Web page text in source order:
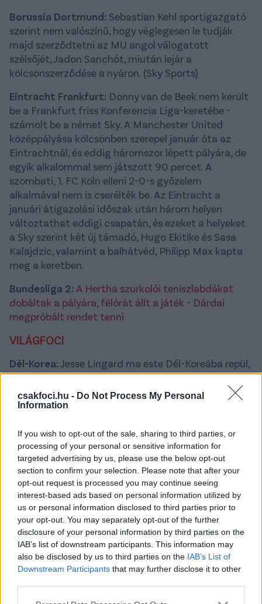
csakfoci.hu - Do Not Process My Personal
Information
If you wish to opt-out of the sale, sharing to third parties, or
processing of your personal or sensitive information for
targeted advertising by us, please use the below opt-out
section to confirm your selection. Please note that after your
opt-out request is processed you may continue seeing
interest-based ads based on personal information utilized by
us or personal information disclosed to third parties prior to
your opt-out. You may separately opt-out of the further
disclosure of your personal information by third parties on the
IAB’s list of downstream participants. This information may
also be disclosed by us to third parties on the IAB’s List of
Downstream Participants that may further disclose it to other
Please note that this website/app uses one or more Google
Borussia Dortmund: Sebastian Kehl sportigazgató
szerint nem valószínű, hogy véglegesen le tudják
majd szerződtetni az MU angol válogatott
szélsőjét, Jadon Sanchót, miután lejár a
kölcsönszerződése a nyáron. (Sky Sports)
Eintracht Frankfurt: Donny van de Beek nem került
be a Frankfurt friss Konferencia Liga-keretébe -
számolt be a német Sky. A Manchester United
középpályása kölcsönben szerepel január óta az
Eintrachtnál, és eddig háromszor lépett pályára, de
egyik alkalommal sem játszott 90 percet. A
szombati, 1. FC Köln elleni 2-0-s győzelem
alkalmával nem is cserélték be. Az Eintracht a
januári átigazolási időszak után három helyen
változtathat eddigi csapatán, és ezeket a helyeket
a Sky szerint két új támadó, Hugo Ekitike és Sasa
Kalajdzic, valamint a balhátvéd, Philipp Max kapta
meg a keretben.
Bundesliga 2: A Hertha szurkolói teniszlabdákat
dobáltak a pályára, félórát állt a játék - Dárdai
megpróbált rendet tenni
VILÁGFOCI
Dél-Korea:Jesse Lingard ma este Dél-Koreába repül,
hogy véglegesítse átigazolását az FC Szöulhoz.
Lingard szóban kétéves szerződést kötött a K-
League 1-es csapattal, további egy év opcióval. A
Forest korábbi szélsője az Instagramon posztolt egy
képet, amelyen a Korean Air járatán jelentkezett be a
Heathrow repülőtéren. Lingard az előszezonra
érkezne új csapatához, a bajnoki küzdelmek pedig
március elején kezdődnek meg Dél-Koreában.